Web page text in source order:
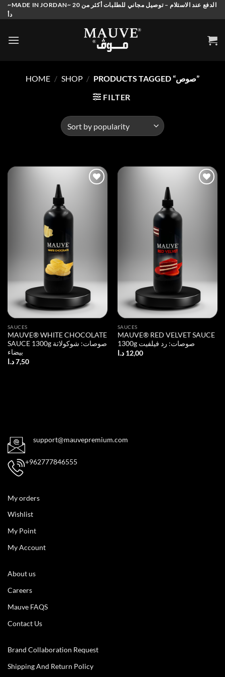
Skip
to
~MADE IN JORDAN~ الدفع عند الاستلام – توصيل مجاني للطلبات أكثر من 20
دأ
HOME / SHOP /
PRODUCTS TAGGED “صوص”
FILTER
SAUCES
MAUVE® WHITE CHOCOLATE
SAUCE 1300g صوصات: شوكولاتة
بيضاء
7,50 د.ا
SAUCES
MAUVE® RED VELVET SAUCE
1300g صوصات: رد فيلفيت
12,00 د.ا
support@mauvepremium.com
+962777846555
My orders
Wishlist
My Point
My Account
About us
Careers
Mauve FAQS
Contact Us
Brand Collaboration Request
Shipping And Return Policy